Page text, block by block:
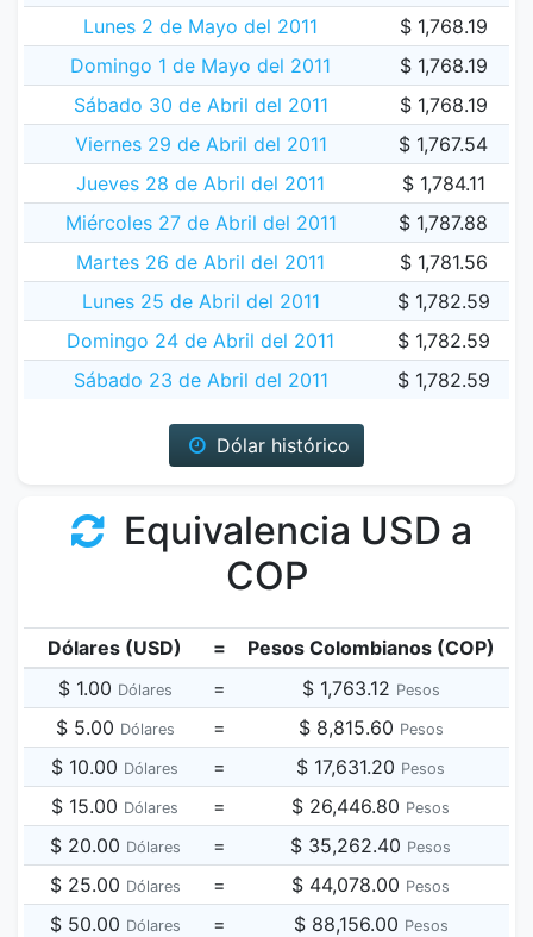
Lunes 2 de Mayo del 2011
$ 1,768.19
Domingo 1 de Mayo del 2011
$ 1,768.19
Sábado 30 de Abril del 2011
$ 1,768.19
Viernes 29 de Abril del 2011
$ 1,767.54
Jueves 28 de Abril del 2011
$ 1,784.11
Miércoles 27 de Abril del 2011
$ 1,787.88
Martes 26 de Abril del 2011
$ 1,781.56
Lunes 25 de Abril del 2011
$ 1,782.59
Domingo 24 de Abril del 2011
$ 1,782.59
Sábado 23 de Abril del 2011
$ 1,782.59
Dólar histórico
Equivalencia USD a
COP
Dólares (USD) =
Pesos Colombianos (COP)
$ 1.00 Dólares = $ 1,763.12 Pesos
$ 5.00 Dólares = $ 8,815.60 Pesos
$ 10.00 Dólares = $ 17,631.20 Pesos
$ 15.00 Dólares = $ 26,446.80 Pesos
$ 20.00 Dólares = $ 35,262.40 Pesos
$ 25.00 Dólares = $ 44,078.00 Pesos
$ 50.00 Dólares = $ 88,156.00 Pesos